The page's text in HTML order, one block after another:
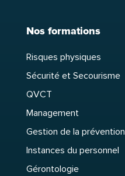
Nos formations
Risques physiques
Sécurité et Secourisme
QVCT
Management
Gestion de la prévention
Instances du personnel
Gérontologie